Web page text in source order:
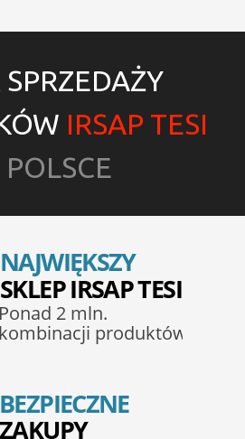
SPRZEDAŻY
IRSAP TESI